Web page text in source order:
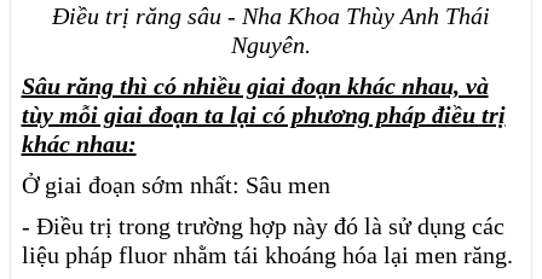
Điều trị răng sâu - Nha Khoa Thùy Anh Thái
Nguyên.
Sâu răng thì có nhiều giai đoạn khác nhau, và
tùy mỗi giai đoạn ta lại có phương pháp điều trị
khác nhau:
Ở giai đoạn sớm nhất: Sâu men
- Điều trị trong trường hợp này đó là sử dụng các
liệu pháp fluor nhằm tái khoáng hóa lại men răng.